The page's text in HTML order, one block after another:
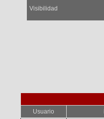
Visibilidad
Usuario